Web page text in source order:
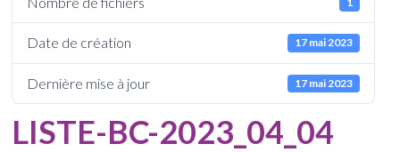
Date de création 17 mai 2023
Dernière mise à jour 17 mai 2023
LISTE-BC-2023_04_04